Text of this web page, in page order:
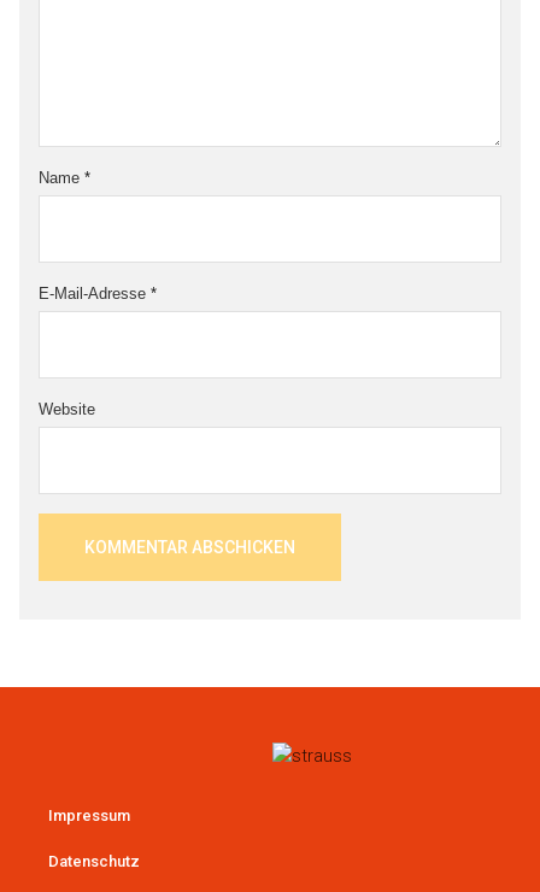
Name *
E-Mail-Adresse *
Website
Impressum
Datenschutz